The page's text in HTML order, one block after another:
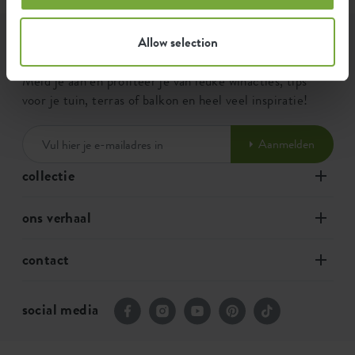
Allow selection
collectie
ons verhaal
contact
Meld je aan en profiteer je van leuke winacties, tips
voor je tuin, terras of balkon en heel veel inspiratie!
Aanmelden
social media